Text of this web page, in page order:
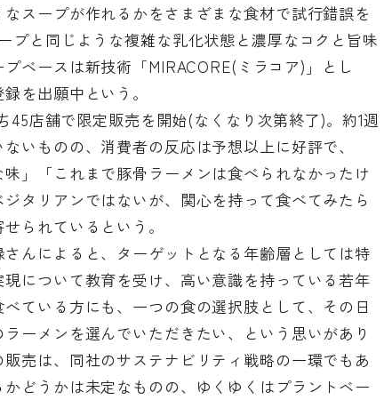
スープが作れるかをさまざまな食材で試行錯誤を
プと同じような複雑な乳化状態と濃厚なコクと旨味
ベースは新技術「MIRACORE(ミラコア)」とし
を出願中という。
45店舗で限定販売を開始(なくなり次第終了)。約1週
いものの、消費者の反応は予想以上に好評で、
」「これまで豚骨ラーメンは食べられなかったけ
タリアンではないが、関心を持って食べてみたら
られているという。
んによると、ターゲットとなる年齢層としては特
について教育を受け、高い意識を持っている若年
ている方にも、一つの食の選択肢として、その日
ーメンを選んでいただきたい、という思いがあり
売は、同社のサステナビリティ戦略の一環でもあ
どうかは未定なものの、ゆくゆくはプラントベー